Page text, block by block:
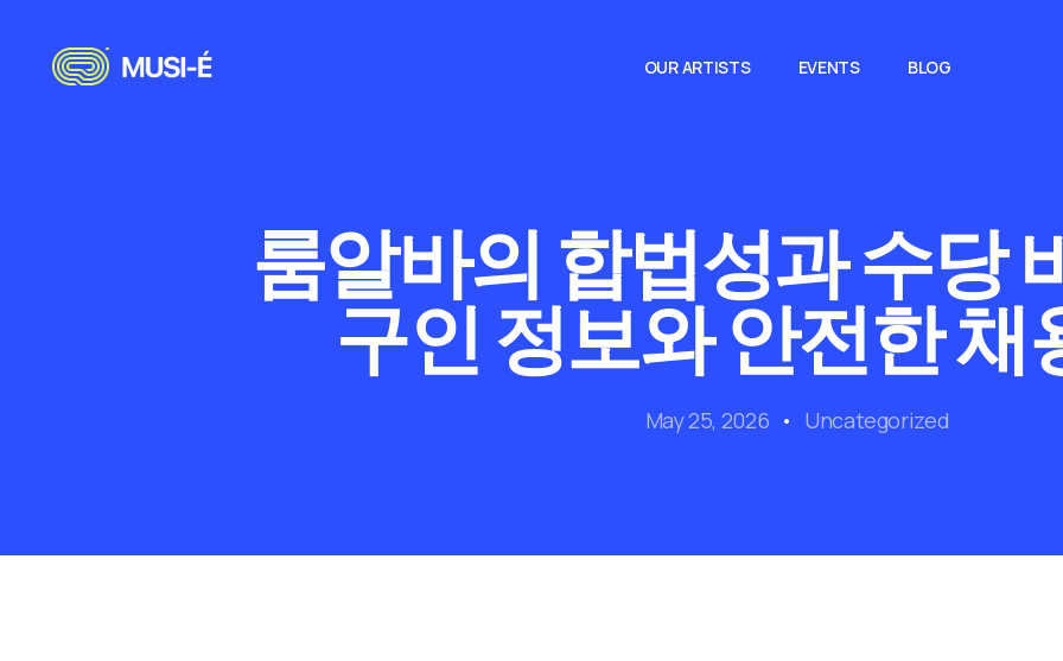
OUR ARTISTS EVENTS BLOG
룸알바의 합법성과 수당
구인 정보와 안전한 채
May 25, 2026 Uncategorized